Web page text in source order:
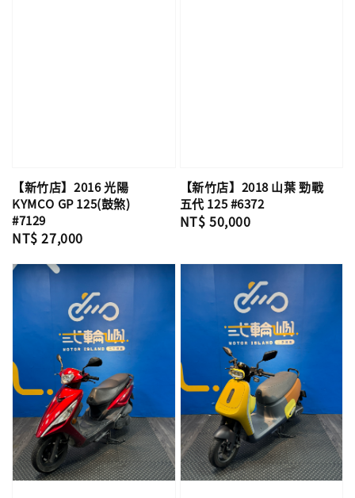
【新竹店】2016 光陽
KYMCO GP 125(鼓煞)
#7129
Regular
NT$ 27,000
【新竹店】2018 山葉 勁戰
五代 125 #6372
Regular
NT$ 50,000